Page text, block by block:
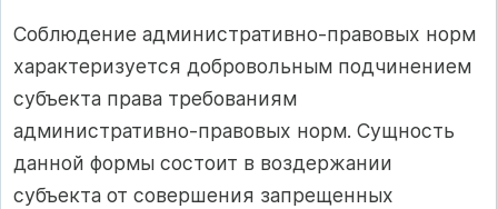
Соблюдение административно-правовых норм
характеризуется добровольным подчинением
субъекта права требованиям
административно-правовых норм. Сущность
данной формы состоит в воздержании
субъекта от совершения запрещенных